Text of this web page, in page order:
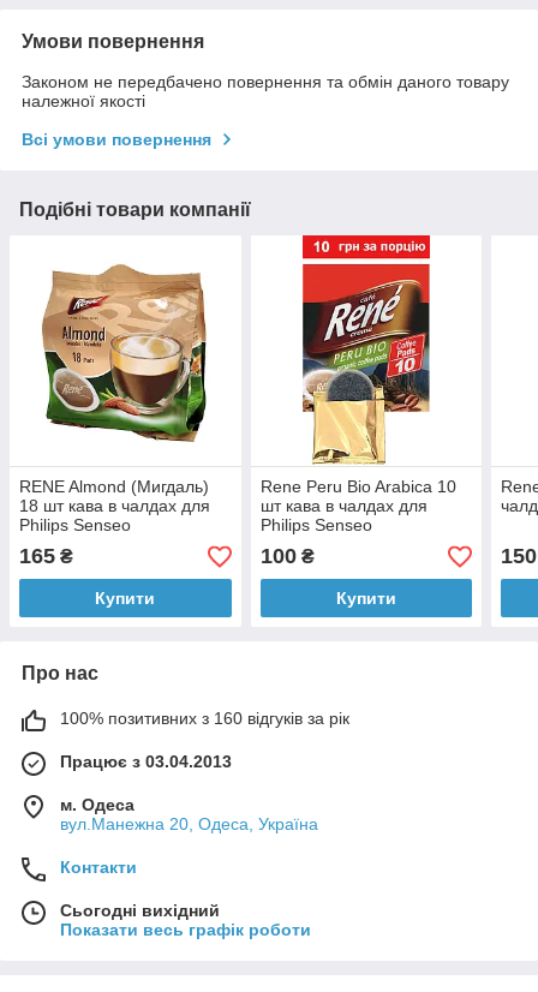
Умови повернення
Законом не передбачено повернення та обмін даного товару
належної якості
Всі умови повернення
Подібні товари компанії
RENE Almond (Мигдаль)
18 шт кава в чалдах для
Philips Senseo
165 ₴
Купити
Rene Peru Bio Arabica 10
шт кава в чалдах для
Philips Senseo
100₴
Купити
150
Про нас
100% позитивних з 160 відгуків за рік
Працює з 03.04.2013
м. Одеса
вул.Манежна 20, Одеса, Україна
Контакти
Сьогодні вихідний
Показати весь графік роботи